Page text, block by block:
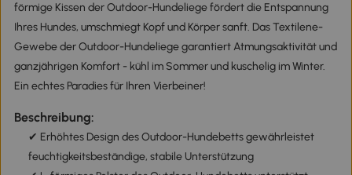
förmige Kissen der Outdoor-Hundeliege fördert die Entspannung
Ihres Hundes, umschmiegt Kopf und Körper sanft. Das Textilene-
Gewebe der Outdoor-Hundeliege garantiert Atmungsaktivität und
ganzjährigen Komfort - kühl im Sommer und kuschelig im Winter.
Ein echtes Paradies für Ihren Vierbeiner!
Beschreibung:
✔ Erhöhtes Design des Outdoor-Hundebetts gewährleistet
feuchtigkeitsbeständige, stabile Unterstützung